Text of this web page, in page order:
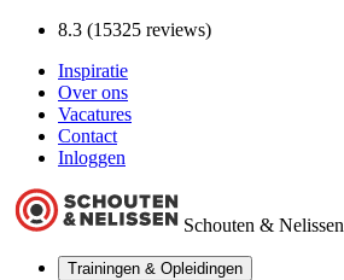
8.3 (15325 reviews)
Inspiratie
Over ons
Vacatures
Contact
Inloggen
Schouten & Nelissen
Trainingen & Opleidingen